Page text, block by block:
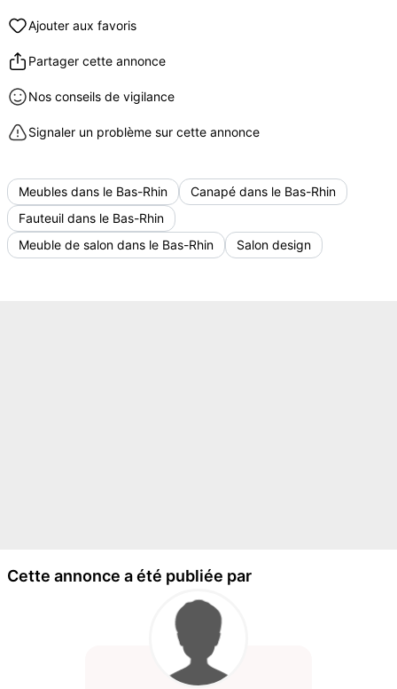
Ajouter aux favoris
Partager cette annonce
Nos conseils de vigilance
Signaler un problème sur cette annonce
Meubles dans le Bas-Rhin
Canapé dans le Bas-Rhin
Fauteuil dans le Bas-Rhin
Meuble de salon dans le Bas-Rhin
Salon design
Cette annonce a été publiée par